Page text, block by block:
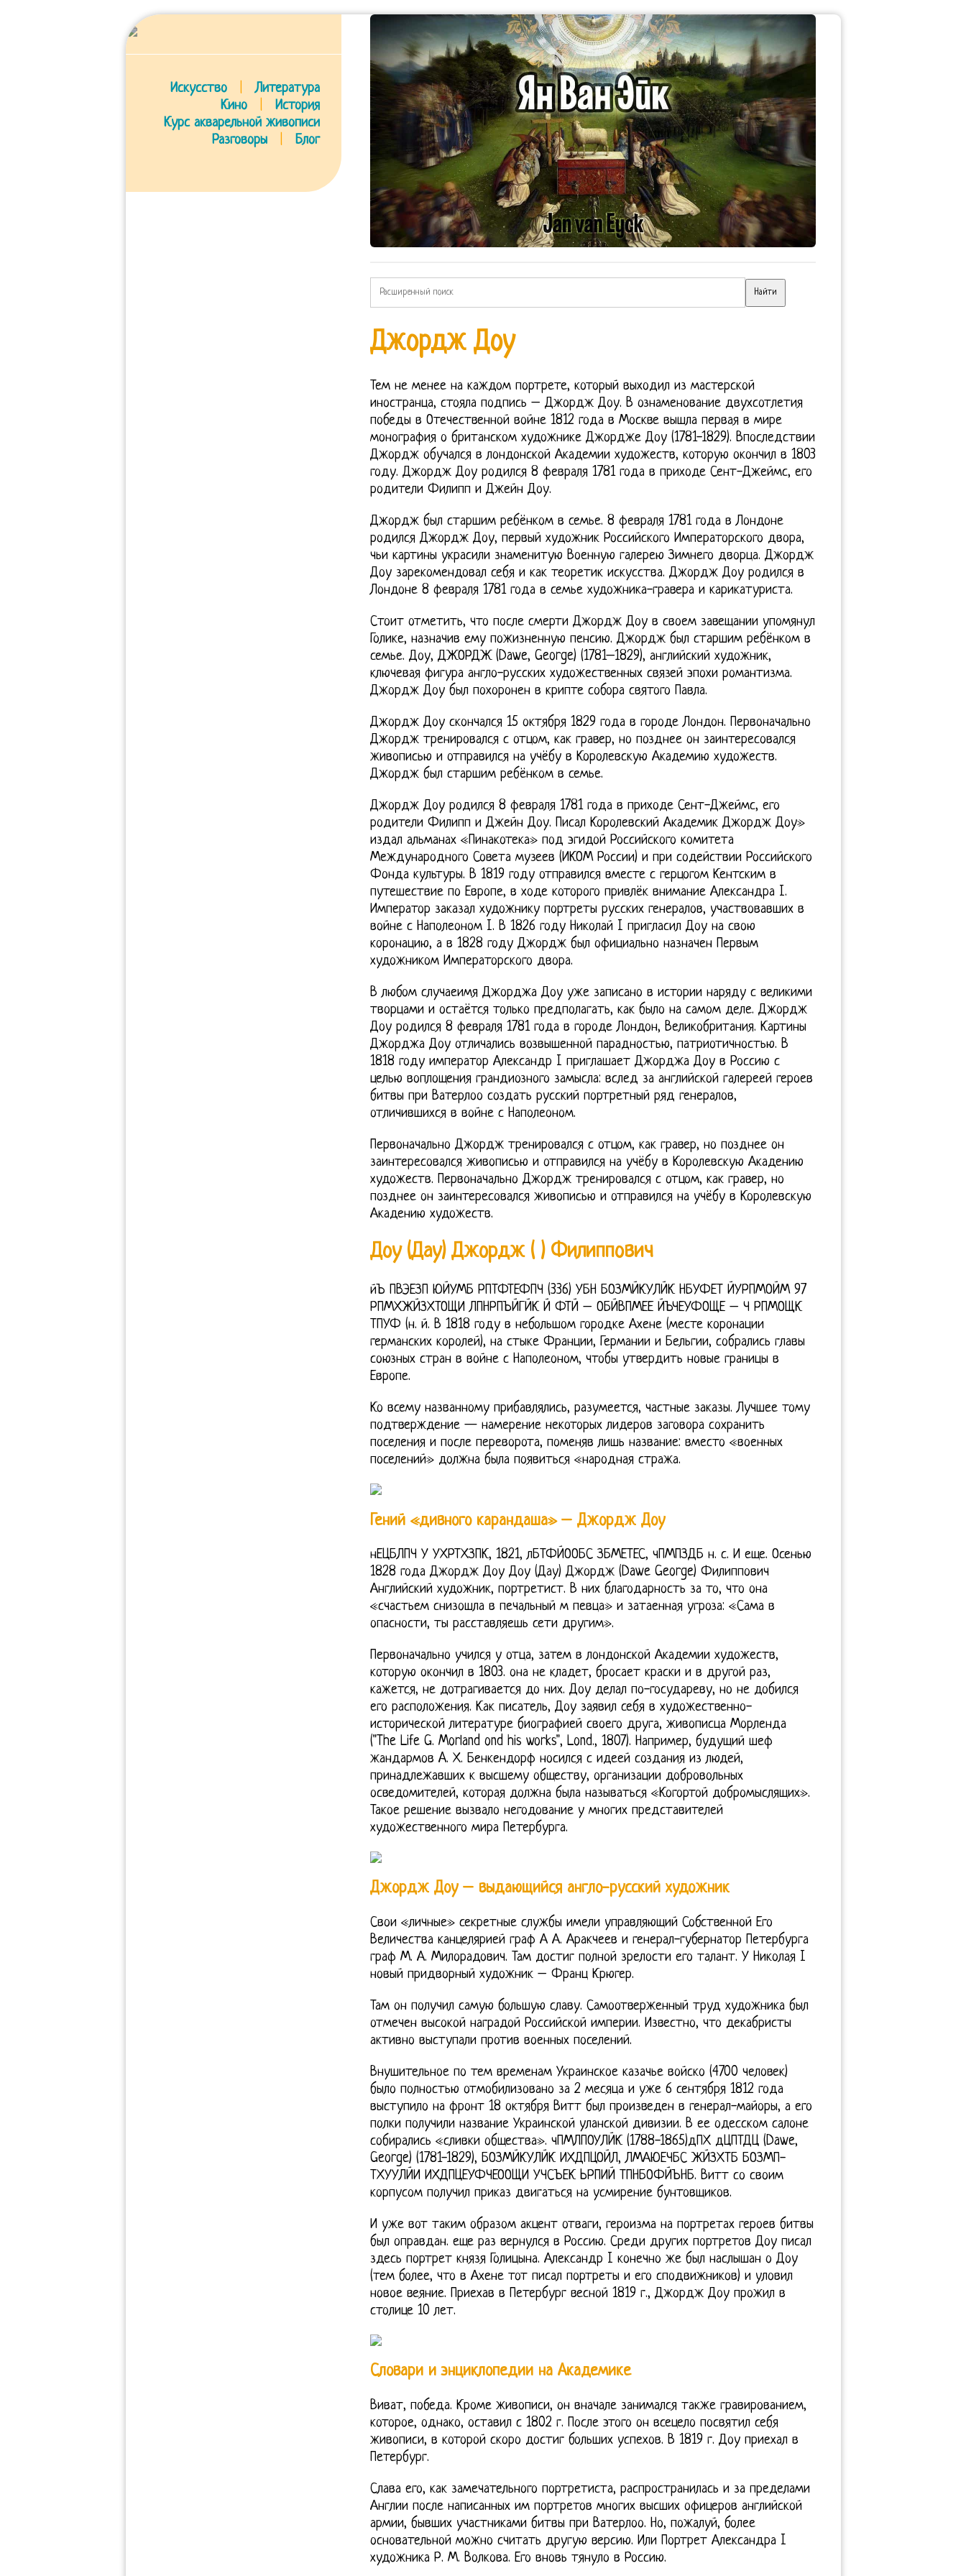
Искусство
Литература
Кино
История
Курс акварельной живописи
Разговоры
Блог
Джордж Доу
Тем не менее на каждом портрете, который выходил из мастерской
иностранца, стояла подпись – Джордж Доу. В ознаменование двухсотлетия
победы в Отечественной войне 1812 года в Москве вышла первая в мире
монография о британском художнике Джордже Доу (1781-1829). Впоследствии
Джордж обучался в лондонской Академии художеств, которую окончил в 1803
году. Джордж Доу родился 8 февраля 1781 года в приходе Сент-Джеймс, его
родители Филипп и Джейн Доу.
Джордж был старшим ребёнком в семье. 8 февраля 1781 года в Лондоне
родился Джордж Доу, первый художник Российского Императорского двора,
чьи картины украсили знаменитую Военную галерею Зимнего дворца. Джордж
Доу зарекомендовал себя и как теоретик искусства. Джордж Доу родился в
Лондоне 8 февраля 1781 года в семье художника-гравера и карикатуриста.
Стоит отметить, что после смерти Джордж Доу в своем завещании упомянул
Голике, назначив ему пожизненную пенсию. Джордж был старшим ребёнком в
семье. Доу, ДЖОРДЖ (Dawe, George) (1781–1829), английский художник,
ключевая фигура англо-русских художественных связей эпохи романтизма.
Джордж Доу был похоронен в крипте собора святого Павла.
Джордж Доу скончался 15 октября 1829 года в городе Лондон. Первоначально
Джордж тренировался с отцом, как гравер, но позднее он заинтересовался
живописью и отправился на учёбу в Королевскую Академию художеств.
Джордж был старшим ребёнком в семье.
Джордж Доу родился 8 февраля 1781 года в приходе Сент-Джеймс, его
родители Филипп и Джейн Доу. Писал Королевский Академик Джордж Доу»
издал альманах «Пинакотека» под эгидой Российского комитета
Международного Совета музеев (ИКОМ России) и при содействии Российского
Фонда культуры. В 1819 году отправился вместе с герцогом Кентским в
путешествие по Европе, в ходе которого привлёк внимание Александра I.
Император заказал художнику портреты русских генералов, участвовавших в
войне с Наполеоном I. В 1826 году Николай I пригласил Доу на свою
коронацию, а в 1828 году Джордж был официально назначен Первым
художником Императорского двора.
В любом случаеимя Джорджа Доу уже записано в истории наряду с великими
творцами и остаётся только предполагать, как было на самом деле. Джордж
Доу родился 8 февраля 1781 года в городе Лондон, Великобритания. Картины
Джорджа Доу отличались возвышенной парадностью, патриотичностью. В
1818 году император Александр I приглашает Джорджа Доу в Россию с
целью воплощения грандиозного замысла: вслед за английской галереей героев
битвы при Ватерлоо создать русский портретный ряд генералов,
отличившихся в войне с Наполеоном.
Первоначально Джордж тренировался с отцом, как гравер, но позднее он
заинтересовался живописью и отправился на учёбу в Королевскую Акадению
художеств. Первоначально Джордж тренировался с отцом, как гравер, но
позднее он заинтересовался живописью и отправился на учёбу в Королевскую
Акадению художеств.
Доу (Дау) Джордж ( ) Филиппович
йЪ ПВЭЕЗП ЮЙУМБ РПТФТЕФПЧ (336) УБН БОЗМЙКУЛЙК НБУФЕТ ЙУРПМОЙМ 97
РПМХЖЙЗХТОЩИ ЛПНРПЪЙГЙК Й ФТЙ – ОБЙВПМЕЕ ЙЪЧЕУФОЩЕ – Ч РПМОЩК
ТПУФ (н. й. В 1818 году в небольшом городке Ахене (месте коронации
германских королей), на стыке Франции, Германии и Бельгии, собрались главы
союзных стран в войне с Наполеоном, чтобы утвердить новые границы в
Европе.
Ко всему названному прибавлялись, разумеется, частные заказы. Лучшее тому
подтверждение — намерение некоторых лидеров заговора сохранить
поселения и после переворота, поменяв лишь название: вместо «военных
поселений» должна была появиться «народная стража.
Гений «дивного карандаша» – Джордж Доу
нЕЦБЛПЧ У УХРТХЗПК, 1821, лБТФЙООБС ЗБМЕТЕС, чПМПЗДБ н. с. И еще. Осенью
1828 года Джордж Доу Доу (Дау) Джордж (Dawe George) Филиппович
Английский художник, портретист. В них благодарность за то, что она
«счастьем снизошла в печальный м певца» и затаенная угроза: «Сама в
опасности, ты расставляешь сети другим».
Первоначально учился у отца, затем в лондонской Академии художеств,
которую окончил в 1803. она не кладет, бросает краски и в другой раз,
кажется, не дотрагивается до них. Доу делал по-государеву, но не добился
его расположения. Как писатель, Доу заявил себя в художественно-
исторической литературе биографией своего друга, живописца Морленда
("The Life G. Morland ond his works", Lond., 1807). Например, будущий шеф
жандармов A. Х. Бенкендорф носился с идеей создания из людей,
принадлежавших к высшему обществу, организации добровольных
осведомителей, которая должна была называться «Когортой добромыслящих».
Такое решение вызвало негодование у многих представителей
художественного мира Петербурга.
Джордж Доу – выдающийся англо-русский художник
Свои «личные» секретные службы имели управляющий Собственной Его
Величества канцелярией граф А А. Аракчеев и генерал-губернатор Петербурга
граф М. А. Милорадович. Там достиг полной зрелости его талант. У Николая I
новый придворный художник – Франц Крюгер.
Там он получил самую большую славу. Самоотверженный труд художника был
отмечен высокой наградой Российской империи. Известно, что декабристы
активно выступали против военных поселений.
Внушительное по тем временам Украинское казачье войско (4700 человек)
было полностью отмобилизовано за 2 месяца и уже 6 сентября 1812 года
выступило на фронт 18 октября Витт был произведен в генерал-майоры, а его
полки получили название Украинской уланской дивизии. В ее одесском салоне
собирались «сливки общества». чПМЛПОУЛЙК (1788-1865)дПХ дЦПТДЦ (Dawe,
George) (1781-1829), БОЗМЙКУЛЙК ИХДПЦОЙЛ, ЛМАЮЕЧБС ЖЙЗХТБ БОЗМП-
ТХУУЛЙИ ИХДПЦЕУФЧЕООЩИ УЧСЪЕК ЬРПИЙ ТПНБОФЙЪНБ. Витт со своим
корпусом получил приказ двигаться на усмирение бунтовщиков.
И уже вот таким образом акцент отваги, героизма на портретах героев битвы
был оправдан. еще раз вернулся в Россию. Среди других портретов Доу писал
здесь портрет князя Голицына. Александр I конечно же был наслышан о Доу
(тем более, что в Ахене тот писал портреты и его сподвижников) и уловил
новое веяние. Приехав в Петербург весной 1819 г., Джордж Доу прожил в
столице 10 лет.
Словари и энциклопедии на Академике
Виват, победа. Кроме живописи, он вначале занимался также гравированием,
которое, однако, оставил с 1802 г. После этого он всецело посвятил себя
живописи, в которой скоро достиг больших успехов. В 1819 г. Доу приехал в
Петербург.
Слава его, как замечательного портретиста, распространилась и за пределами
Англии после написанных им портретов многих высших офицеров английской
армии, бывших участниками битвы при Ватерлоо. Но, пожалуй, более
основательной можно считать другую версию. Или Портрет Александра I
художника Р. М. Волкова. Его вновь тянуло в Россию.